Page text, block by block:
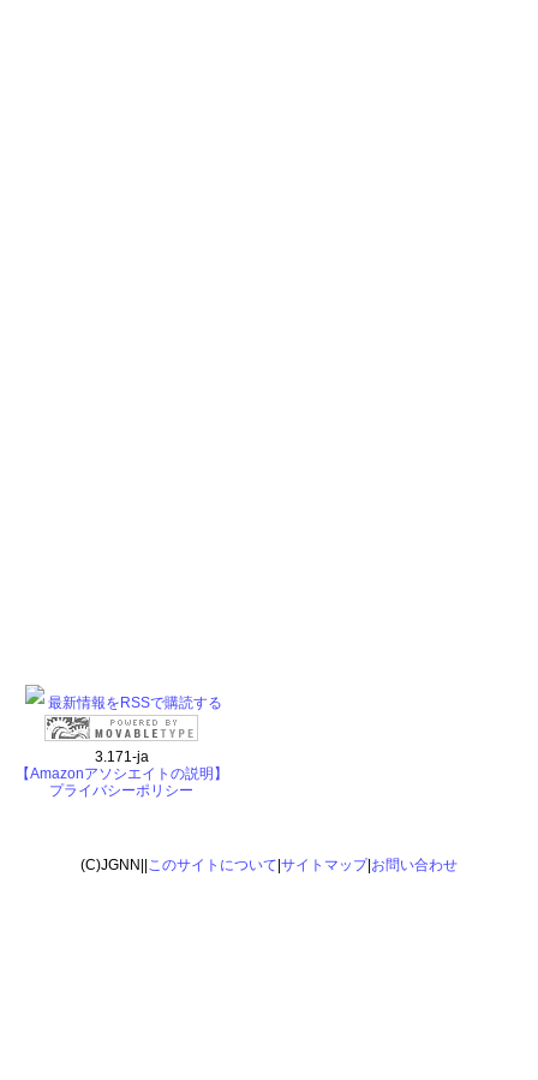
最新情報をRSSで購読する
3.171-ja
【Amazonアソシエイトの説明】
プライバシーポリシー
(C)JGNN|| このサイトについて サイトマップ| お問い合わせ